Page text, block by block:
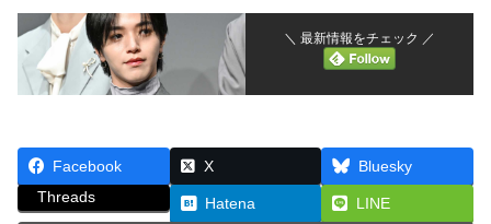
＼ 最新情報をチェック ／
Facebook X
Bluesky
Threads
Hatena LINE